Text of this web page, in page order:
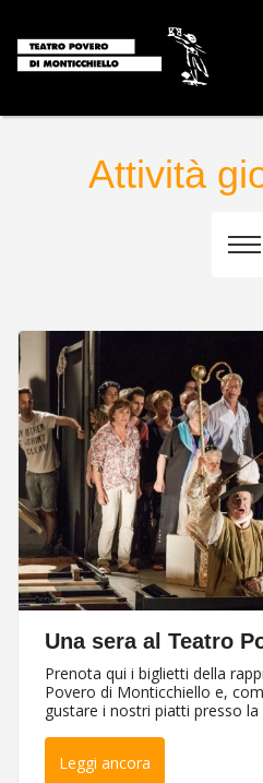
Attività giornaliere
Vacanze soggiorno con
Monticchiello
Contatti
Attività
Attività giornaliere
Vacanze soggiorno con
Una sera al Teatro
Prenota qui i biglietti della
Povero di Monticchiello e,
gustare i nostri piatti presso la
Leggi ancora